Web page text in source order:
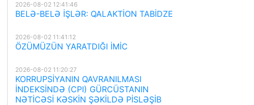
2026-08-02 12:41:46
BELƏ-BELƏ İŞLƏR: QALAKTİON TABİDZE
2026-08-02 11:41:12
ÖZÜMÜZÜN YARATDIĞI İMİC
2026-08-02 11:20:27
KORRUPSİYANIN QAVRANILMASI
İNDEKSİNDƏ (CPI) GÜRCÜSTANIN
NƏTİCƏSİ KƏSKİN ŞƏKİLDƏ PİSLƏŞİB